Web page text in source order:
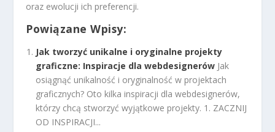
oraz ewolucji ich preferencji.
Powiązane Wpisy:
Jak tworzyć unikalne i oryginalne projekty
graficzne: Inspiracje dla webdesignerów Jak
osiągnąć unikalność i oryginalność w projektach
graficznych? Oto kilka inspiracji dla webdesignerów,
którzy chcą stworzyć wyjątkowe projekty. 1. ZACZNIJ
OD INSPIRACJI...